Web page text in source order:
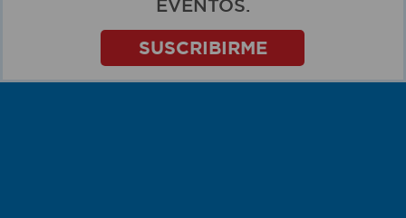
EVENTOS.
SUSCRIBIRME